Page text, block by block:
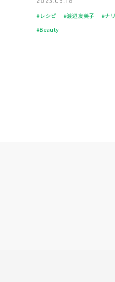
#レシピ #渡辺友美子 #ナ
#Beauty